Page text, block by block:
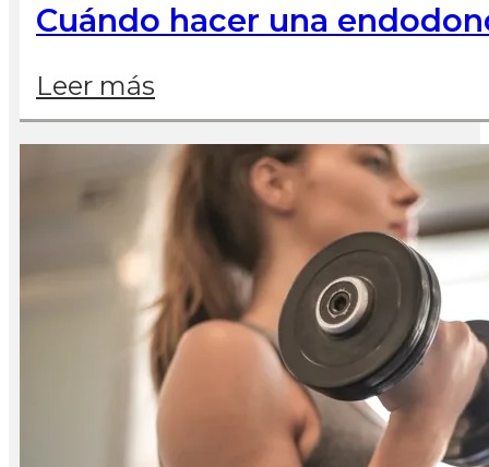
Cuándo hacer una
Leer más